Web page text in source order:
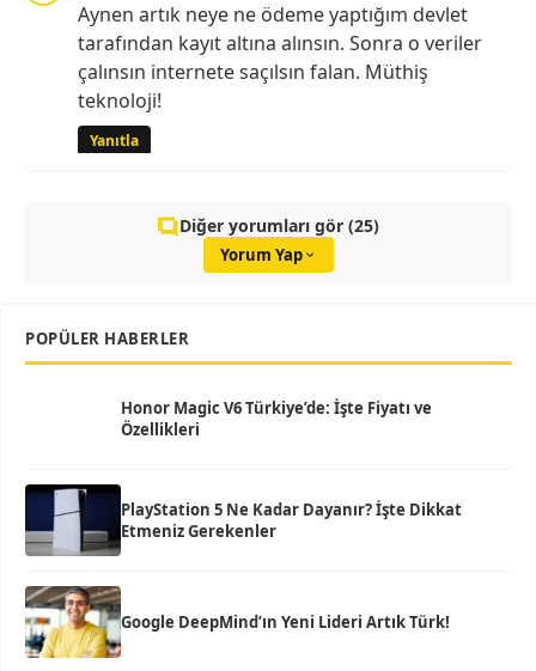
Aynen artık neye ne ödeme yaptığım devlet
tarafından kayıt altına alınsın. Sonra o veriler
çalınsın internete saçılsın falan. Müthiş
teknoloji!
Yanıtla
Diğer yorumları gör (25)
Yorum Yap
POPÜLER HABERLER
Honor Magic V6 Türkiye’de: İşte Fiyatı ve
Özellikleri
PlayStation 5 Ne Kadar Dayanır? İşte Dikkat
Etmeniz Gerekenler
Google DeepMind’ın Yeni Lideri Artık Türk!